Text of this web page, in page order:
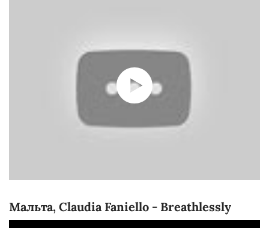
Мальта, Claudia Faniello - Breathlessly